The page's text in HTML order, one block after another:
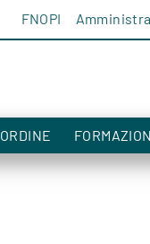
FNOPI
ORDINE